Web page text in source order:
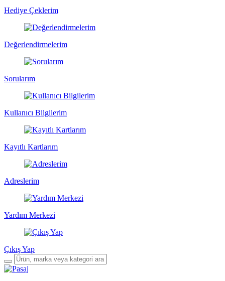
Hediye Çeklerim
Değerlendirmelerim
Sorularım
Kullanıcı Bilgilerim
Kayıtlı Kartlarım
Adreslerim
Yardım Merkezi
Çıkış Yap